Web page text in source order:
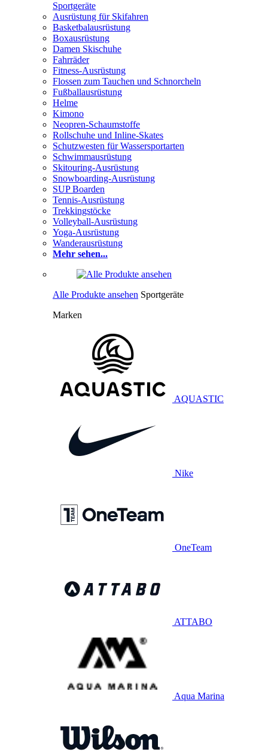
Sportgeräte
Ausrüstung für Skifahren
Basketbalausrüstung
Boxausrüstung
Damen Skischuhe
Fahrräder
Fitness-Ausrüstung
Flossen zum Tauchen und Schnorcheln
Fußballausrüstung
Helme
Kimono
Neopren-Schaumstoffe
Rollschuhe und Inline-Skates
Schutzwesten für Wassersportarten
Schwimmausrüstung
Skitouring-Ausrüstung
Snowboarding-Ausrüstung
SUP Boarden
Tennis-Ausrüstung
Trekkingstöcke
Volleyball-Ausrüstung
Yoga-Ausrüstung
Wanderausrüstung
Mehr sehen...
Alle Produkte ansehen Sportgeräte
Marken
AQUASTIC
Nike
OneTeam
ATTABO
Aqua Marina